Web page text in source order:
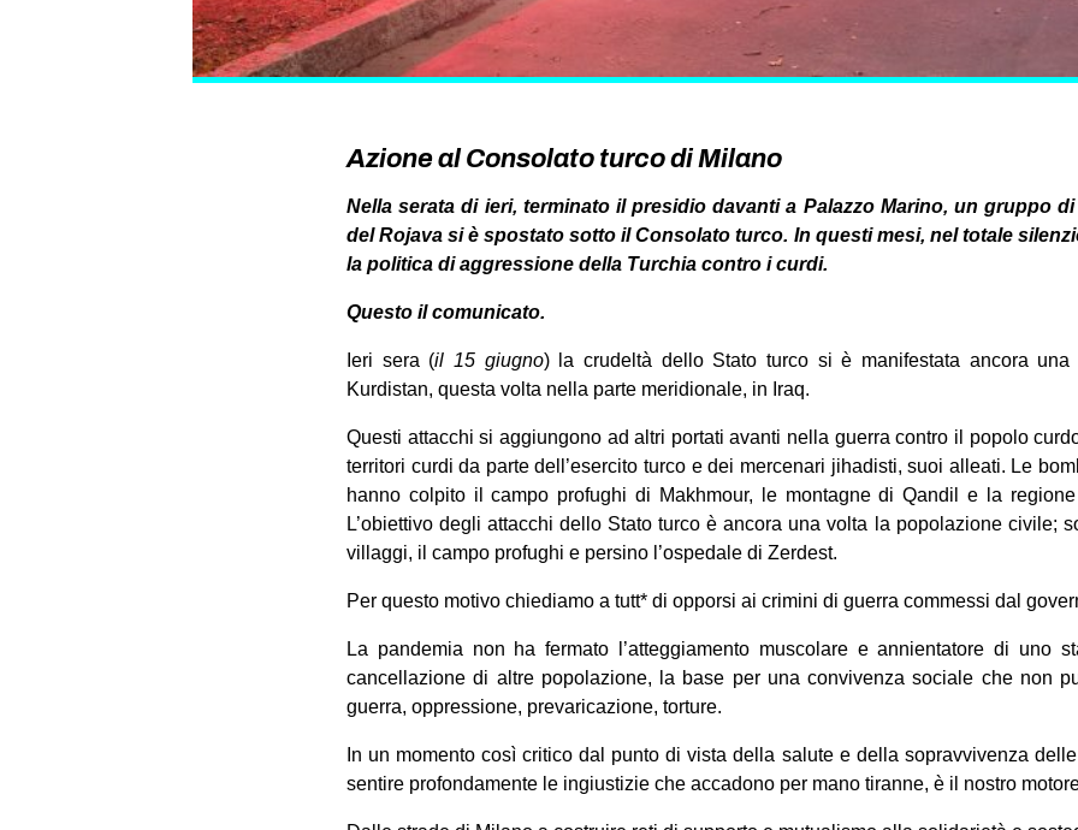
Azione al Consolato turco di Milano
Nella serata di ieri, terminato il presidio davanti a Palazzo Marino, un gruppo
del Rojava si è spostato sotto il Consolato turco. In questi mesi, nel totale
la politica di aggressione della Turchia contro i curdi.
Questo il comunicato.
Ieri sera (il 15 giugno) la crudeltà dello Stato turco si è manifestata ancora una
Kurdistan, questa volta nella parte meridionale, in Iraq.
Questi attacchi si aggiungono ad altri portati avanti nella guerra contro il popolo
territori curdi da parte dell’esercito turco e dei mercenari jihadisti, suoi alleati. Le
hanno colpito il campo profughi di Makhmour, le montagne di Qandil e la
L’obiettivo degli attacchi dello Stato turco è ancora una volta la popolazione civile;
villaggi, il campo profughi e persino l’ospedale di Zerdest.
Per questo motivo chiediamo a tutt* di opporsi ai crimini di guerra commessi dal
La pandemia non ha fermato l’atteggiamento muscolare e annientatore di uno
cancellazione di altre popolazione, la base per una convivenza sociale che non
guerra, oppressione, prevaricazione, torture.
In un momento così critico dal punto di vista della salute e della sopravvivenza
sentire profondamente le ingiustizie che accadono per mano tiranne, è il nostro